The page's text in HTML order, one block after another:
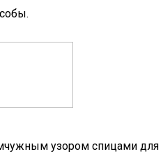
узором спицами для